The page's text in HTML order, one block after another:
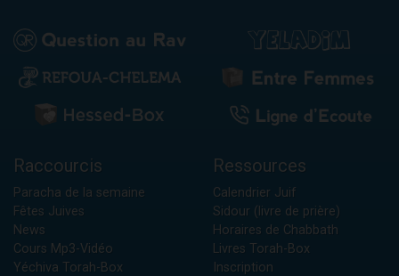
Raccourcis
Paracha de la semaine
Fêtes Juives
News
Cours Mp3-Vidéo
Yéchiva Torah-Box
Ressources
Calendrier Juif
Sidour (livre de prière)
Horaires de Chabbath
Livres Torah-Box
Inscription